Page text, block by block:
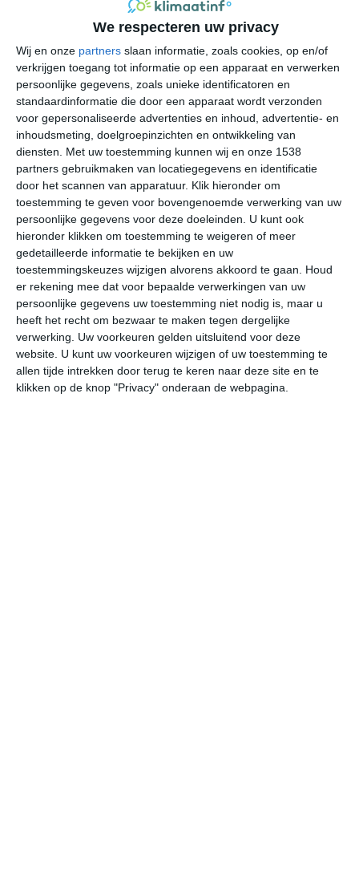
We respecteren uw privacy
Wij en onze partners slaan informatie, zoals cookies, op en/of
verkrijgen toegang tot informatie op een apparaat en verwerken
persoonlijke gegevens, zoals unieke identificatoren en
standaardinformatie die door een apparaat wordt verzonden
voor gepersonaliseerde advertenties en inhoud, advertentie- en
inhoudsmeting, doelgroepinzichten en ontwikkeling van
diensten.
Met uw toestemming kunnen wij en onze 1538
partners gebruikmaken van locatiegegevens en identificatie
door het scannen van apparatuur. Klik hieronder om
toestemming te geven voor bovengenoemde verwerking van uw
persoonlijke gegevens voor deze doeleinden. U kunt ook
hieronder klikken om toestemming te weigeren of meer
gedetailleerde informatie te bekijken en uw
toestemmingskeuzes wijzigen alvorens akkoord te gaan.
Houd
er rekening mee dat voor bepaalde verwerkingen van uw
persoonlijke gegevens uw toestemming niet nodig is, maar u
heeft het recht om bezwaar te maken tegen dergelijke
verwerking. Uw voorkeuren gelden uitsluitend voor deze
website. U kunt uw voorkeuren wijzigen of uw toestemming te
allen tijde intrekken door terug te keren naar deze site en te
klikken op de knop "Privacy" onderaan de webpagina.
22°C
do
26° 18°
vr
28° 19°
za
27° 19°
zo
27° 18° 28°
23°C 24°C 25°C 22°C 20°C
12:00 15:00 18:00 21:00 00:00
12:00 15:00 18:00 21:00 00:00